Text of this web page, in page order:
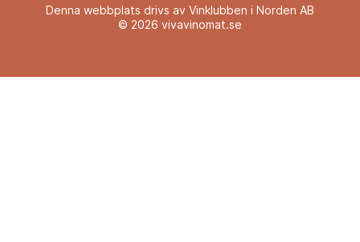
Denna webbplats drivs av Vinklubben i Norden AB
© 2026 vivavinomat.se